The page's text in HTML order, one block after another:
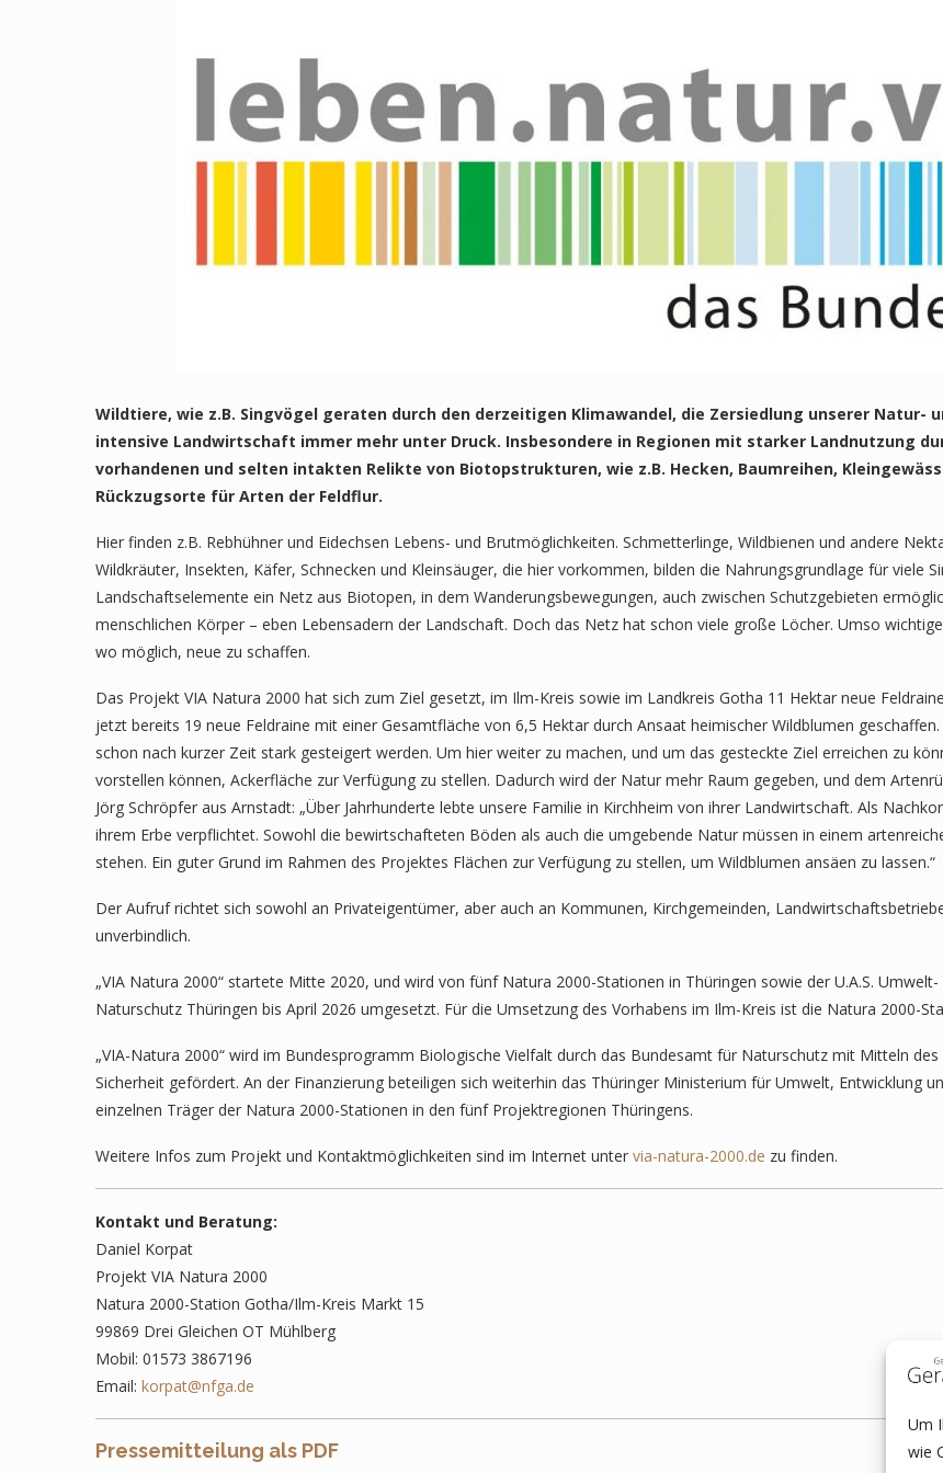
Um
wie
Wildtiere, wie z.B. Singvögel geraten durch den derzeitigen Klimawandel, die Zersiedlung unserer
intensive Landwirtschaft immer mehr unter Druck. Insbesondere in Regionen mit starker Landnutzung
vorhandenen und selten intakten Relikte von Biotopstrukturen, wie z.B. Hecken, Baumreihen,
Rückzugsorte für Arten der Feldflur.
Hier finden z.B. Rebhühner und Eidechsen Lebens- und Brutmöglichkeiten. Schmetterlinge, Wildbienen und andere
Wildkräuter, Insekten, Käfer, Schnecken und Kleinsäuger, die hier vorkommen, bilden die Nahrungsgrundlage für viele
Landschaftselemente ein Netz aus Biotopen, in dem Wanderungsbewegungen, auch zwischen Schutzgebieten
menschlichen Körper – eben Lebensadern der Landschaft. Doch das Netz hat schon viele große Löcher. Umso
wo möglich, neue zu schaffen.
Das Projekt VIA Natura 2000 hat sich zum Ziel gesetzt, im Ilm-Kreis sowie im Landkreis Gotha 11 Hektar neue
jetzt bereits 19 neue Feldraine mit einer Gesamtfläche von 6,5 Hektar durch Ansaat heimischer Wildblumen
schon nach kurzer Zeit stark gesteigert werden. Um hier weiter zu machen, und um das gesteckte Ziel erreichen zu
vorstellen können, Ackerfläche zur Verfügung zu stellen. Dadurch wird der Natur mehr Raum gegeben, und dem
Jörg Schröpfer aus Arnstadt: „Über Jahrhunderte lebte unsere Familie in Kirchheim von ihrer Landwirtschaft. Als
ihrem Erbe verpflichtet. Sowohl die bewirtschafteten Böden als auch die umgebende Natur müssen in einem
stehen. Ein guter Grund im Rahmen des Projektes Flächen zur Verfügung zu stellen, um Wildblumen ansäen zu lassen.“
Der Aufruf richtet sich sowohl an Privateigentümer, aber auch an Kommunen, Kirchgemeinden,
unverbindlich.
„VIA Natura 2000“ startete Mitte 2020, und wird von fünf Natura 2000-Stationen in Thüringen sowie der U.A.S.
Naturschutz Thüringen bis April 2026 umgesetzt. Für die Umsetzung des Vorhabens im Ilm-Kreis ist die Natura 2000-
„VIA-Natura 2000“ wird im Bundesprogramm Biologische Vielfalt durch das Bundesamt für Naturschutz mit Mitteln
Sicherheit gefördert. An der Finanzierung beteiligen sich weiterhin das Thüringer Ministerium für Umwelt, Entwicklung
einzelnen Träger der Natura 2000-Stationen in den fünf Projektregionen Thüringens.
Weitere Infos zum Projekt und Kontaktmöglichkeiten sind im Internet unter via-natura-2000.de zu finden.
Kontakt und Beratung:
Daniel Korpat
Projekt VIA Natura 2000
Natura 2000-Station Gotha/Ilm-Kreis Markt 15
99869 Drei Gleichen OT Mühlberg
Mobil: 01573 3867196
Email: korpat@nfga.de
Pressemitteilung als PDF